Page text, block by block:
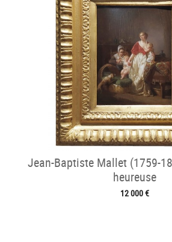
Jean-Baptiste Mallet (1759-
heureuse
12 000 €